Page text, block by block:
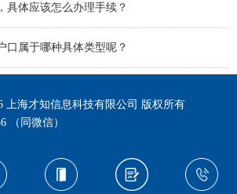
具体应该怎么办理手续？
口属于哪种具体类型呢？
上海才知信息科技有限公司 版权所有
（同微信）